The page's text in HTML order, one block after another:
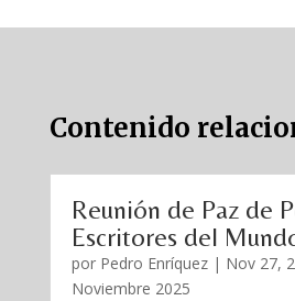
Contenido
Reunión de Paz de
Escritores del
por Pedro Enríquez| Nov 27,
Noviembre 2025